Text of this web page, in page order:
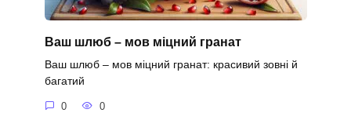
Ваш шлюб – мов міцний гранат
Ваш шлюб – мов міцний гранат: красивий зовні й
багатий
0 0